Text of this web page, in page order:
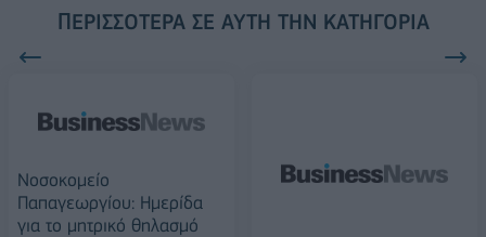
ΠΕΡΙΣΣΌΤΕΡΑ ΣΕ ΑΥΤΉ ΤΗΝ ΚΑΤΗΓΟΡΊΑ
Νοσοκομείο
Παπαγεωργίου: Ημερίδα
για το μητρικό θηλασμό